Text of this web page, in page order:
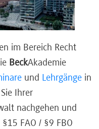
im Bereich Recht
BeckAkademie
und Lehrgänge in
Ihrer
nachgehen und
FAO / §9 FBO